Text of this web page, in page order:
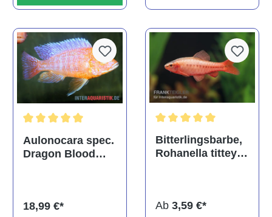
Durchschnittliche Bewertung von 5 von 5 Sternen
Aulonocara spec.
Dragon Blood
18,99 €*
Bitterlingsbarbe,
Rohanella titteya,
Ab 3,59 €*